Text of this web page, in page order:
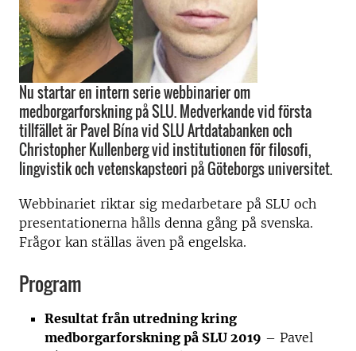
Nu startar en intern serie webbinarier om
medborgarforskning på SLU. Medverkande vid första
tillfället är Pavel Bína vid SLU Artdatabanken och
Christopher Kullenberg vid institutionen för filosofi,
lingvistik och vetenskapsteori på Göteborgs universitet.
Webbinariet riktar sig medarbetare på SLU och
presentationerna hålls denna gång på svenska.
Frågor kan ställas även på engelska.
Program
Resultat från utredning kring
medborgarforskning på SLU 2019 – Pavel